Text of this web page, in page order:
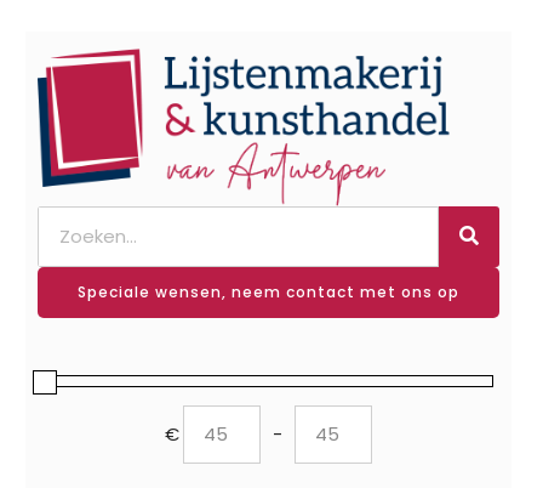
Speciale wensen, neem contact met ons op
€ Minimum Price
-Maximum Price